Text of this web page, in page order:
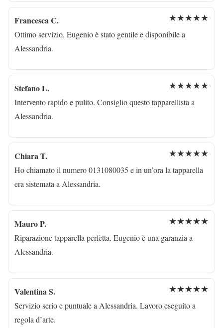
Francesca C. ★★★★★
Ottimo servizio, Eugenio è stato gentile e disponibile a
Alessandria.
Stefano L. ★★★★★
Intervento rapido e pulito. Consiglio questo tapparellista a
Alessandria.
Chiara T. ★★★★★
Ho chiamato il numero 0131080035 e in un’ora la tapparella
era sistemata a Alessandria.
Mauro P. ★★★★★
Riparazione tapparella perfetta. Eugenio è una garanzia a
Alessandria.
Valentina S. ★★★★★
Servizio serio e puntuale a Alessandria. Lavoro eseguito a
regola d’arte.